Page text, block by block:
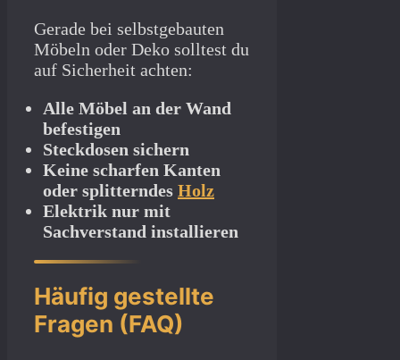
Gerade bei selbstgebauten
Möbeln oder Deko solltest du
auf Sicherheit achten:
Alle Möbel an der Wand
befestigen
Steckdosen sichern
Keine scharfen Kanten
oder splitterndes Holz
Elektrik nur mit
Sachverstand installieren
Häufig gestellte
Fragen (FAQ)